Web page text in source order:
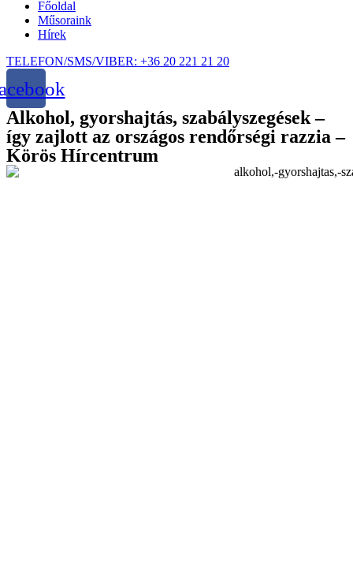
Főoldal
Műsoraink
Hírek
TELEFON/SMS/VIBER: +36 20 221 21 20
Alkohol, gyorshajtás, szabályszegések –
így zajlott az országos rendőrségi razzia –
Körös Hírcentrum